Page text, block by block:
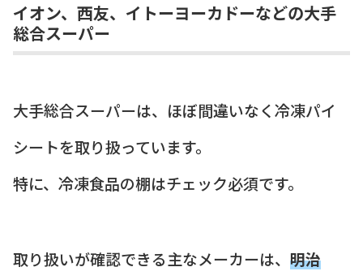
イオン、西友、イトーヨーカドーなどの大手
総合スーパー
大手総合スーパーは、ほぼ間違いなく冷凍パイ
シートを取り扱っています。
特に、冷凍食品の棚はチェック必須です。
取り扱いが確認できる主なメーカーは、 明治